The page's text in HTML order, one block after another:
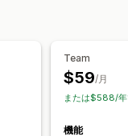
あいさつ
アンケート
Team
$59/月
または$588/年
機能